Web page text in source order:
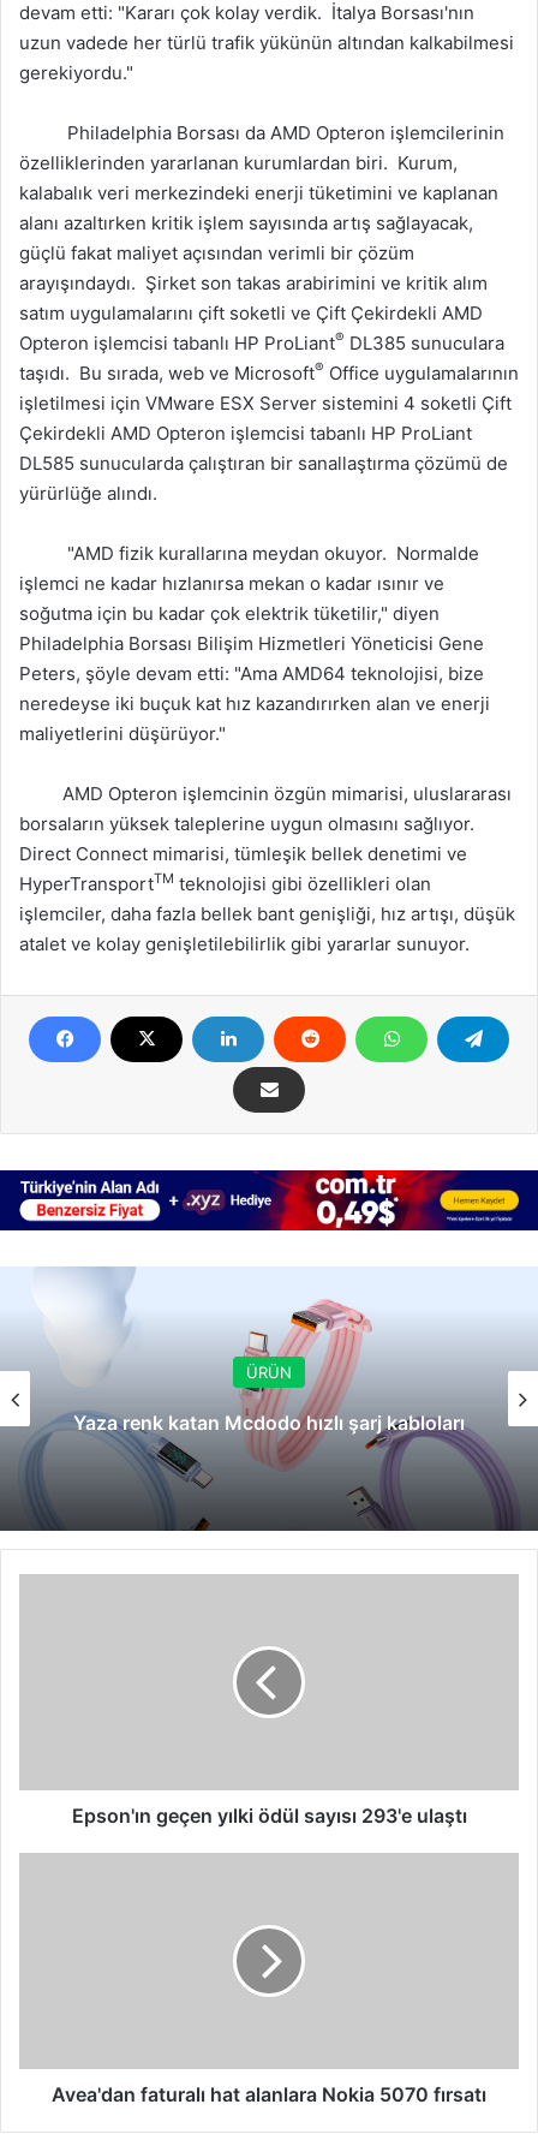
devam etti: "Kararı çok kolay verdik. İtalya Borsası'nın
uzun vadede her türlü trafik yükünün altından kalkabilmesi
gerekiyordu."
Philadelphia Borsası da AMD Opteron işlemcilerinin
özelliklerinden yararlanan kurumlardan biri. Kurum,
kalabalık veri merkezindeki enerji tüketimini ve kaplanan
alanı azaltırken kritik işlem sayısında artış sağlayacak,
güçlü fakat maliyet açısından verimli bir çözüm
arayışındaydı. Şirket son takas arabirimini ve kritik alım
satım uygulamalarını çift soketli ve Çift Çekirdekli AMD
Opteron işlemcisi tabanlı HP ProLiant® DL385 sunuculara
taşıdı. Bu sırada, web ve Microsoft® Office uygulamalarının
işletilmesi için VMware ESX Server sistemini 4 soketli Çift
Çekirdekli AMD Opteron işlemcisi tabanlı HP ProLiant
DL585 sunucularda çalıştıran bir sanallaştırma çözümü de
yürürlüğe alındı.
"AMD fizik kurallarına meydan okuyor. Normalde
işlemci ne kadar hızlanırsa mekan o kadar ısınır ve
soğutma için bu kadar çok elektrik tüketilir," diyen
Philadelphia Borsası Bilişim Hizmetleri Yöneticisi Gene
Peters, şöyle devam etti: "Ama AMD64 teknolojisi, bize
neredeyse iki buçuk kat hız kazandırırken alan ve enerji
maliyetlerini düşürüyor."
AMD Opteron işlemcinin özgün mimarisi, uluslararası
borsaların yüksek taleplerine uygun olmasını sağlıyor.
Direct Connect mimarisi, tümleşik bellek denetimi ve
HyperTransportTM teknolojisi gibi özellikleri olan
işlemciler, daha fazla bellek bant genişliği, hız artışı, düşük
atalet ve kolay genişletilebilirlik gibi yararlar sunuyor.
ÜRÜN
Yaza renk katan Mcdodo hızlı şarj kabloları
Epson'ın geçen yılki ödül sayısı 293'e ulaştı
Avea'dan faturalı hat alanlara Nokia 5070 fırsatı